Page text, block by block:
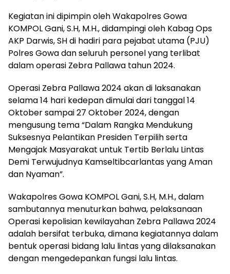
Kegiatan ini dipimpin oleh Wakapolres Gowa
KOMPOL Gani, S.H, M.H., didampingi oleh Kabag Ops
AKP Darwis, SH di hadiri para pejabat utama (PJU)
Polres Gowa dan seluruh personel yang terlibat
dalam operasi Zebra Pallawa tahun 2024.
Operasi Zebra Pallawa 2024 akan di laksanakan
selama 14 hari kedepan dimulai dari tanggal 14
Oktober sampai 27 Oktober 2024, dengan
mengusung tema “Dalam Rangka Mendukung
Suksesnya Pelantikan Presiden Terpilih serta
Mengajak Masyarakat untuk Tertib Berlalu Lintas
Demi Terwujudnya Kamseltibcarlantas yang Aman
dan Nyaman”.
Wakapolres Gowa KOMPOL Gani, S.H, M.H., dalam
sambutannya menuturkan bahwa, pelaksanaan
Operasi kepolisian kewilayahan Zebra Pallawa 2024
adalah bersifat terbuka, dimana kegiatannya dalam
bentuk operasi bidang lalu lintas yang dilaksanakan
dengan mengedepankan fungsi lalu lintas.